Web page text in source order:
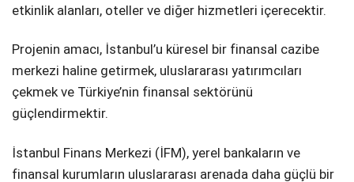
etkinlik alanları, oteller ve diğer hizmetleri içerecektir.
Projenin amacı, İstanbul’u küresel bir finansal cazibe
merkezi haline getirmek, uluslararası yatırımcıları
çekmek ve Türkiye’nin finansal sektörünü
güçlendirmektir.
İstanbul Finans Merkezi (İFM), yerel bankaların ve
finansal kurumların uluslararası arenada daha güçlü bir